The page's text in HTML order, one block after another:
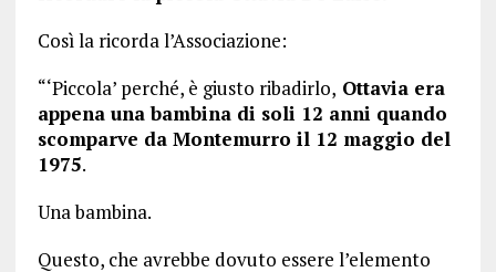
Così la ricorda l’Associazione:
“‘Piccola’ perché, è giusto ribadirlo, Ottavia era
appena una bambina di soli 12 anni quando
scomparve da Montemurro il 12 maggio del
1975.
Una bambina.
Questo, che avrebbe dovuto essere l’elemento